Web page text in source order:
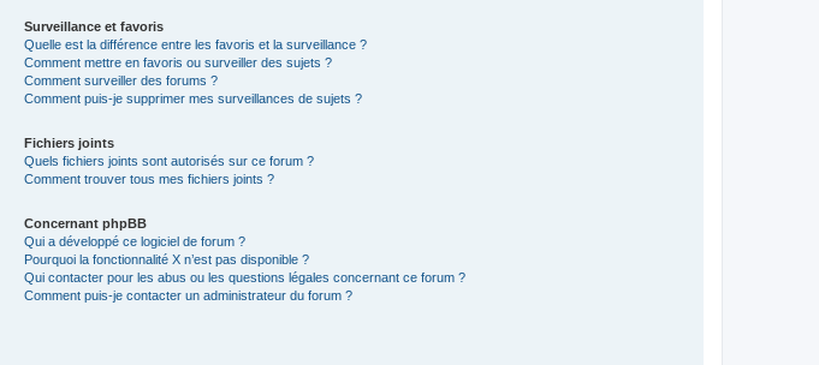
Surveillance et favoris
Quelle est la différence entre les favoris et la surveillance ?
Comment mettre en favoris ou surveiller des sujets ?
Comment surveiller des forums ?
Comment puis-je supprimer mes surveillances de sujets ?
Fichiers joints
Quels fichiers joints sont autorisés sur ce forum ?
Comment trouver tous mes fichiers joints ?
Concernant phpBB
Qui a développé ce logiciel de forum ?
Pourquoi la fonctionnalité X n’est pas disponible ?
Qui contacter pour les abus ou les questions légales concernant ce forum ?
Comment puis-je contacter un administrateur du forum ?